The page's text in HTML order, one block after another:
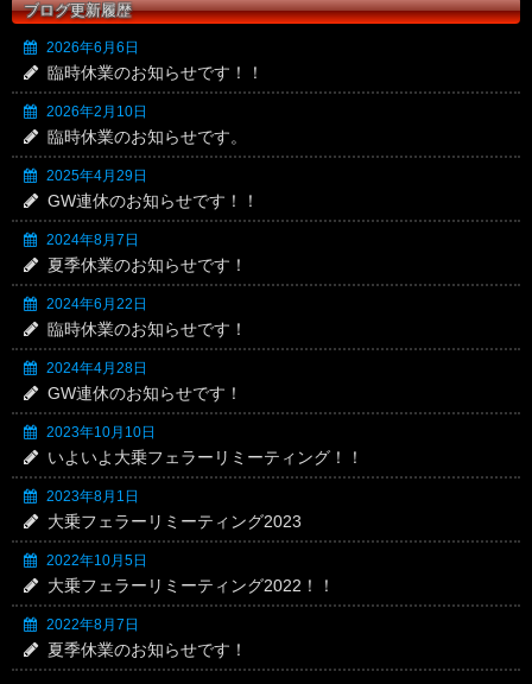
ブログ更新履歴
2026年6月6日
臨時休業のお知らせです！！
2026年2月10日
臨時休業のお知らせです。
2025年4月29日
GW連休のお知らせです！！
2024年8月7日
夏季休業のお知らせです！
2024年6月22日
臨時休業のお知らせです！
2024年4月28日
GW連休のお知らせです！
2023年10月10日
いよいよ大乗フェラーリミーティング！！
2023年8月1日
大乗フェラーリミーティング2023
2022年10月5日
大乗フェラーリミーティング2022！！
2022年8月7日
夏季休業のお知らせです！